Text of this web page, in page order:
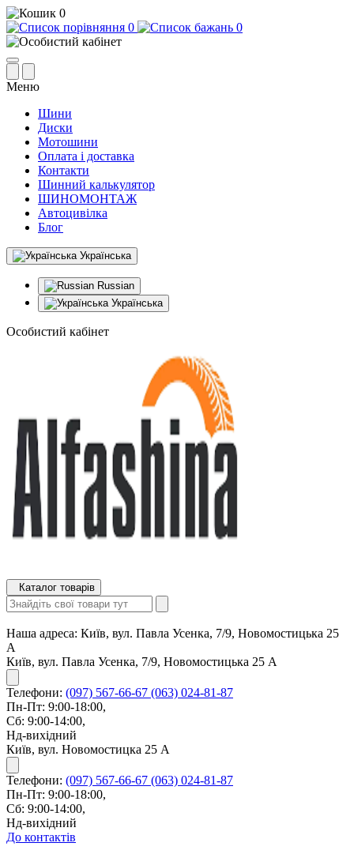
0
0
0
Меню
Шини
Диски
Мотошини
Оплата і доставка
Контакти
Шинний калькулятор
ШИНОМОНТАЖ
Автоцивілка
Блог
Українська
Russian
Українська
Особистий кабінет
Каталог товарів
Наша адреса: Київ, вул. Павла Усенка, 7/9, Новомостицька 25
А
Київ, вул. Павла Усенка, 7/9, Новомостицька 25 А
Телефони: (097) 567-66-67 (063) 024-81-87
Пн-Пт: 9:00-18:00,
Сб: 9:00-14:00,
Нд-вихідний
Київ, вул. Новомостицка 25 А
Телефони: (097) 567-66-67 (063) 024-81-87
Пн-Пт: 9:00-18:00,
Сб: 9:00-14:00,
Нд-вихідний
До контактів